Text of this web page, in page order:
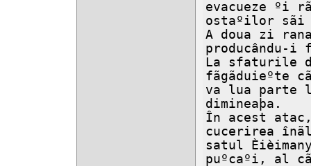
evacueze ºi
ostaºilor sãi
A doua zi
producându-i
La sfaturile
fãgãduieºte
va lua parte
dimineaþa.
În acest
cucerirea
satul
puºcaºi, al